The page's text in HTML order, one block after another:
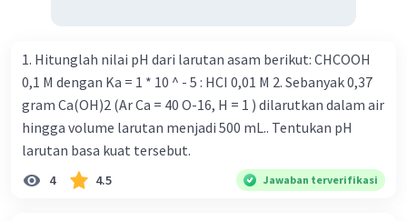
1. Hitunglah nilai pH dari larutan asam berikut: CHCOOH
0,1 M dengan Ka = 1 * 10 ^ - 5 : HCI 0,01 M 2. Sebanyak 0,37
gram Ca(OH)2 (Ar Ca = 40 O-16, H = 1 ) dilarutkan dalam air
hingga volume larutan menjadi 500 mL.. Tentukan pH
larutan basa kuat tersebut.
4 4.5 Jawaban terverifikasi